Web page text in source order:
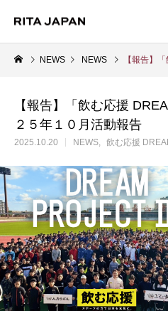
Warning
/export/sd214/www/jp/r/e/
Warning
NEWS NEWS 【報告】「飲む
【報告】「飲む応援
２５年１０月活動報告
2025.10.20 NEWS 飲む応援